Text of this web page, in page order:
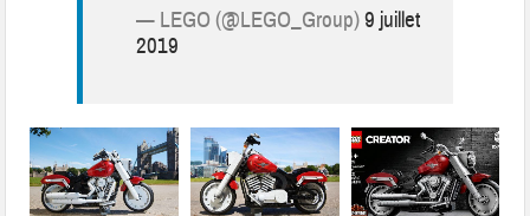
— LEGO (@LEGO_Group)9 juillet
2019